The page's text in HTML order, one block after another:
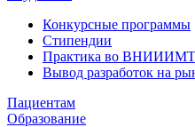
Конкурсные программы
Стипендии
Практика во ВНИИИМТ
Вывод разработок на
Пациентам
Образование